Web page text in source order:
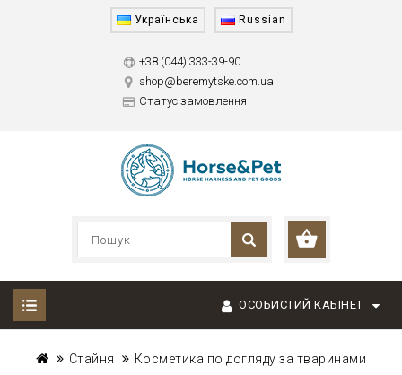
Українська Russian
+38 (044) 333-39-90
shop@beremytske.com.ua
Статус замовлення
ОСОБИСТИЙ КАБІНЕТ
Стайня
Косметика по догляду за тваринами